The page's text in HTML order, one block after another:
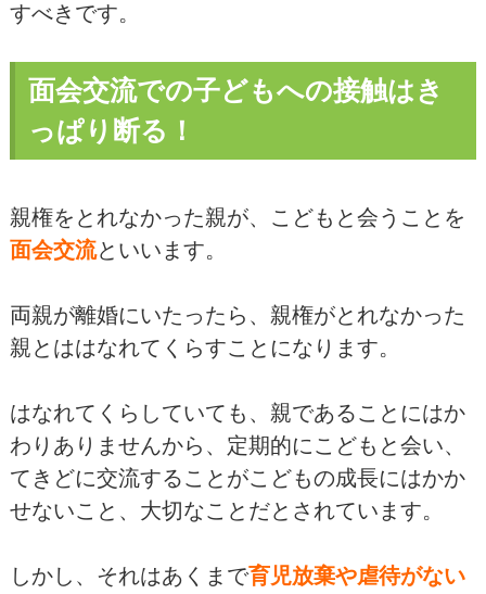
すべきです。
面会交流での子どもへの接触はき
っぱり断る！
親権をとれなかった親が、こどもと会うことを
面会交流といいます。
両親が離婚にいたったら、親権がとれなかった
親とははなれてくらすことになります。
はなれてくらしていても、親であることにはか
わりありませんから、定期的にこどもと会い、
てきどに交流することがこどもの成長にはかか
せないこと、大切なことだとされています。
しかし、それはあくまで育児放棄や虐待がない